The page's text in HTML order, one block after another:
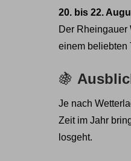
20. bis 22.
Der Rheingauer
einem beliebten
🍇
Je nach
Zeit im Jahr
losgeht.